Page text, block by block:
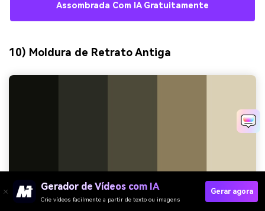
Assombrada Com IA Gratuitamente
10) Moldura de Retrato Antiga
Gerador de Vídeos com IA
Crie vídeos facilmente a partir de texto ou imagens
Gerar agora